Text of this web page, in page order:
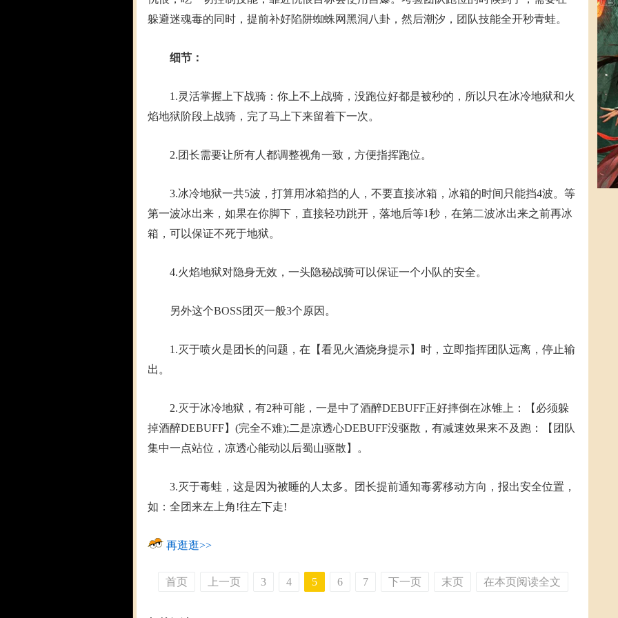
躲避迷魂毒的同时，提前补好陷阱蜘蛛网黑洞八卦，然后潮汐，团队技能全开秒青蛙。
细节：
1.灵活掌握上下战骑：你上不上战骑，没跑位好都是被秒的，所以只在冰冷地狱和火
焰地狱阶段上战骑，完了马上下来留着下一次。
2.团长需要让所有人都调整视角一致，方便指挥跑位。
3.冰冷地狱一共5波，打算用冰箱挡的人，不要直接冰箱，冰箱的时间只能挡4波。等
第一波冰出来，如果在你脚下，直接轻功跳开，落地后等1秒，在第二波冰出来之前再冰
箱，可以保证不死于地狱。
4.火焰地狱对隐身无效，一头隐秘战骑可以保证一个小队的安全。
另外这个BOSS团灭一般3个原因。
1.灭于喷火是团长的问题，在【看见火酒烧身提示】时，立即指挥团队远离，停止输
出。
2.灭于冰冷地狱，有2种可能，一是中了酒醉DEBUFF正好摔倒在冰锥上：【必须躲
掉酒醉DEBUFF】(完全不难);二是凉透心DEBUFF没驱散，有减速效果来不及跑：【团队
集中一点站位，凉透心能动以后蜀山驱散】。
3.灭于毒蛙，这是因为被睡的人太多。团长提前通知毒雾移动方向，报出安全位置，
如：全团来左上角!往左下走!
再逛逛>>
首页 上一页 3 4 5 6 7 下一页 末页 在本页阅读全文